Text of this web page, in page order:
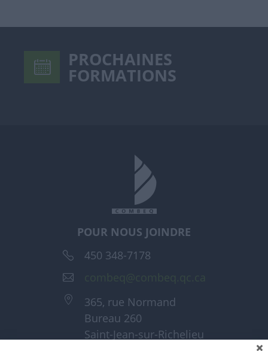
PROCHAINES
FORMATIONS
POUR NOUS JOINDRE
450 348-7178
365, rue Normand
Bureau 260
Saint-Jean-sur-Richelieu